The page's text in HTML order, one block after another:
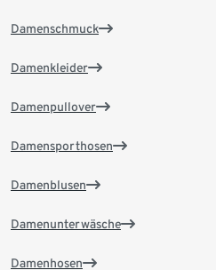
Damenschmuck
Damenkleider
Damenpullover
Damensporthosen
Damenblusen
Damenunterwäsche
Damenhosen